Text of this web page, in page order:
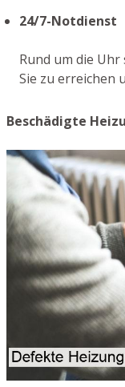
24/7-Notdienst
Rund um die
Sie zu erreichen
Beschädigte